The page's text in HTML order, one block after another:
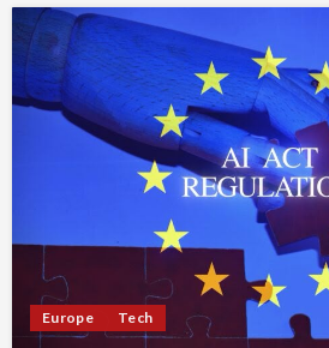
Europe Tech